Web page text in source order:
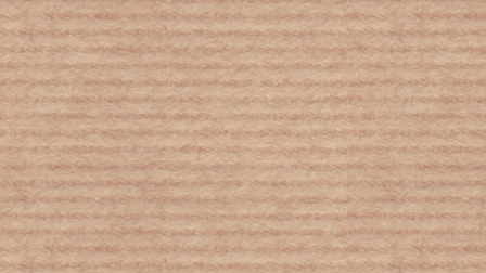
Πώς άλλαξε η πανδημία τον
χαρακτήρα μας – Ποιοι επηρεάστηκαν
περισσότερο